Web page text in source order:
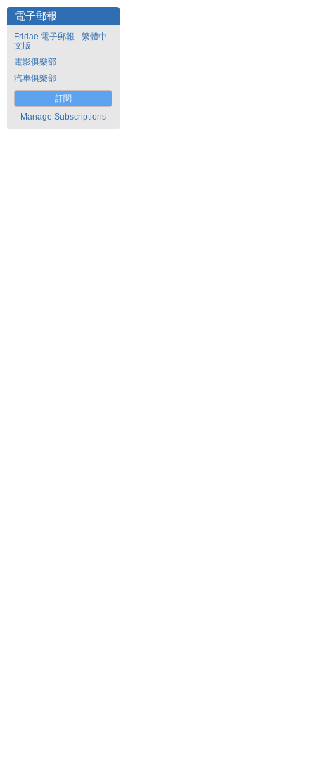
電子郵報
Fridae 電子郵報 - 繁體中
文版
電影俱樂部
汽車俱樂部
訂閱
Manage Subscriptions